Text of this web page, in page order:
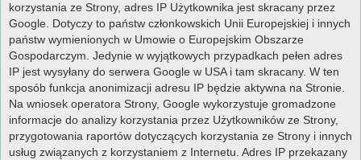
korzystania ze Strony, adres IP Użytkownika jest skracany przez
Google. Dotyczy to państw członkowskich Unii Europejskiej i innych
państw wymienionych w Umowie o Europejskim Obszarze
Gospodarczym. Jedynie w wyjątkowych przypadkach pełen adres
IP jest wysyłany do serwera Google w USA i tam skracany. W ten
sposób funkcja anonimizacji adresu IP będzie aktywna na Stronie.
Na wniosek operatora Strony, Google wykorzystuje gromadzone
informacje do analizy korzystania przez Użytkowników ze Strony,
przygotowania raportów dotyczących korzystania ze Strony i innych
usług związanych z korzystaniem z Internetu. Adres IP przekazany